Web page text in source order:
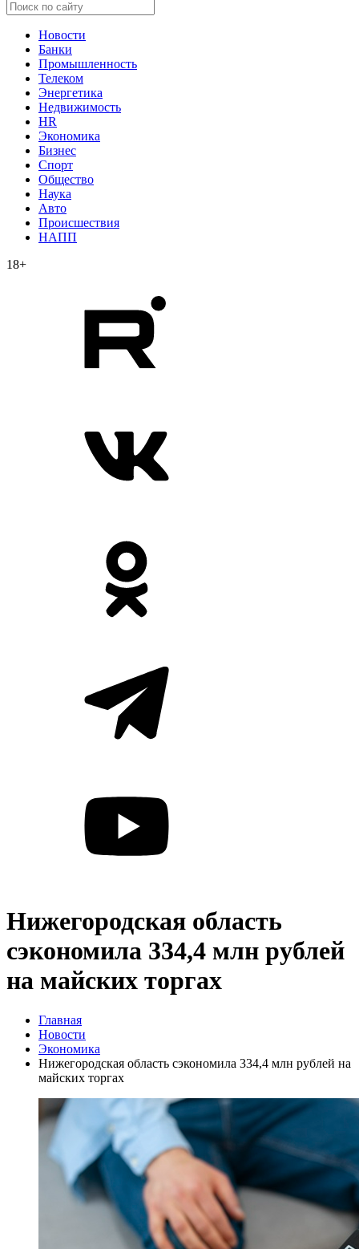
Новости
Банки
Промышленность
Телеком
Энергетика
Недвижимость
HR
Экономика
Бизнес
Спорт
Общество
Наука
Авто
Происшествия
НАПП
18+
Нижегородская область
сэкономила 334,4 млн рублей
на майских торгах
Главная
Новости
Экономика
Нижегородская область сэкономила 334,4 млн рублей на
майских торгах